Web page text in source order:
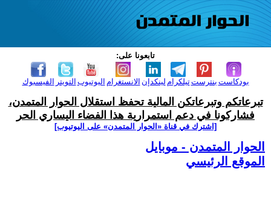
تابعونا على:
الفيسبوك التويتر اليوتيوب الانستغرام لينكدإن تيلكرامبنترست بودكاست
تبرعاتكم وتبرعاتكن المالية تحفظ استقلال الحوار المتمدن،
فشاركونا في دعم استمرارية هذا الفضاء اليساري الحر
[اشترك في قناة ‫«الحوار المتمدن» على اليوتيوب]
الحوار المتمدن - موبايل
الموقع الرئيسي